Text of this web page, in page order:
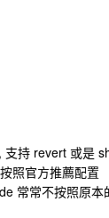
支持 revert 或是
照官方推薦配置
常常不按照原